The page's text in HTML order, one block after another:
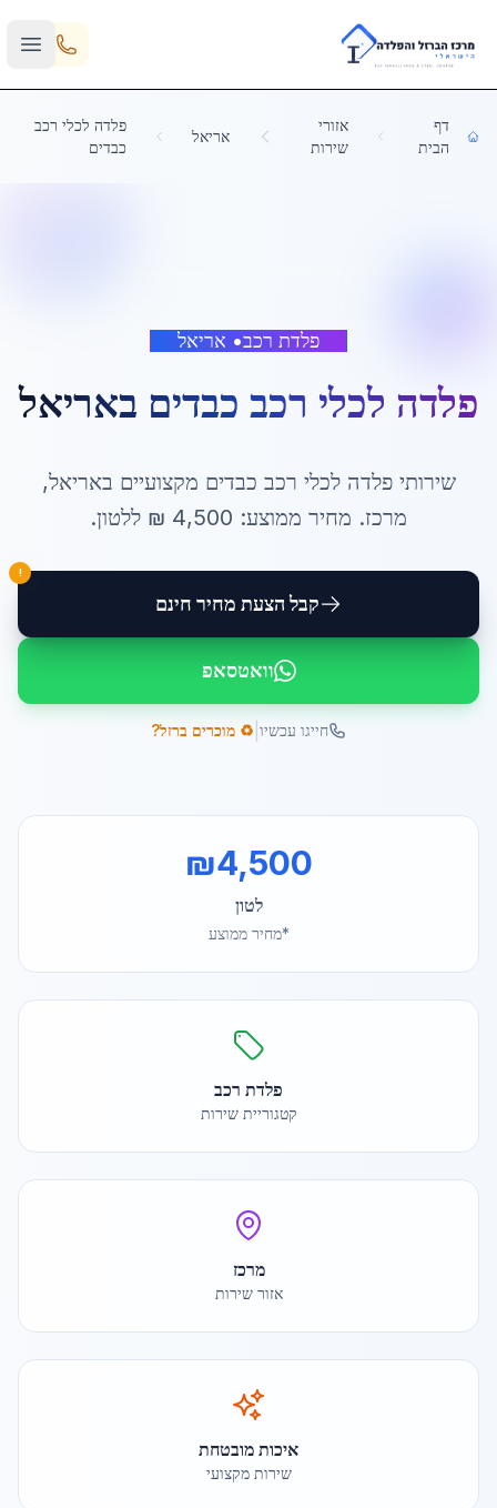
Skip to main content
דף
הבית
אזורי
שירות
אריאל
פלדה לכלי רכב
כבדים
פלדת רכב• אריאל
פלדה לכלי רכב כבדים באריאל
שירותיפלדה לכלי רכב כבדים מקצועיים באריאל,
מרכז. מחיר ממוצע: 4,500 ₪ ללטון.
קבל הצעת מחיר חינם
!
וואטסאפ
חייגו עכשיו ♻️ מוכרים ברזל?
₪4,500
לטון
*מחיר ממוצע
פלדת רכב
קטגוריית שירות
מרכז
אזור שירות
איכות מובטחת
שירות מקצועי